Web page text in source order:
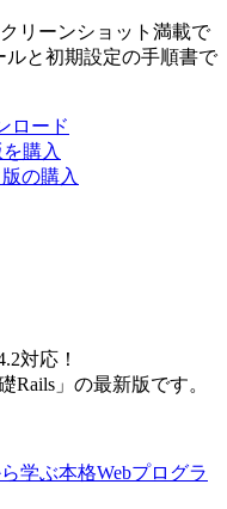
リーンショット満載で
と初期設定の手順書で
ロード
購入
の購入
対応！
Rails」の最新版です。